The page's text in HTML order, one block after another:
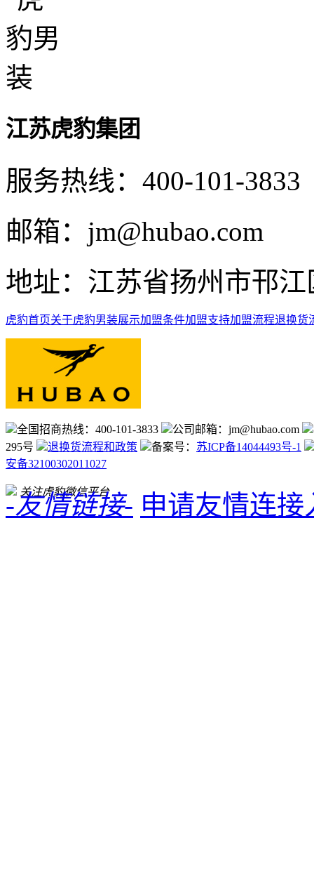
江苏虎豹集团
服务热线：400-101-3833
邮箱：jm@hubao.com
地址：江苏省扬州市邗
虎豹首页关于虎豹男装展示加盟条件加盟支持加盟流程退换货
全国招商热线：400-101-3833 公司邮箱：jm@hubao.com
295号
退换货流程和政策 备案号： 苏ICP备14044493号-1
安备32100302011027
关注虎豹微信平台
-友情链接- 申请友情连接